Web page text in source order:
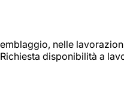
nelle
disponibilità a